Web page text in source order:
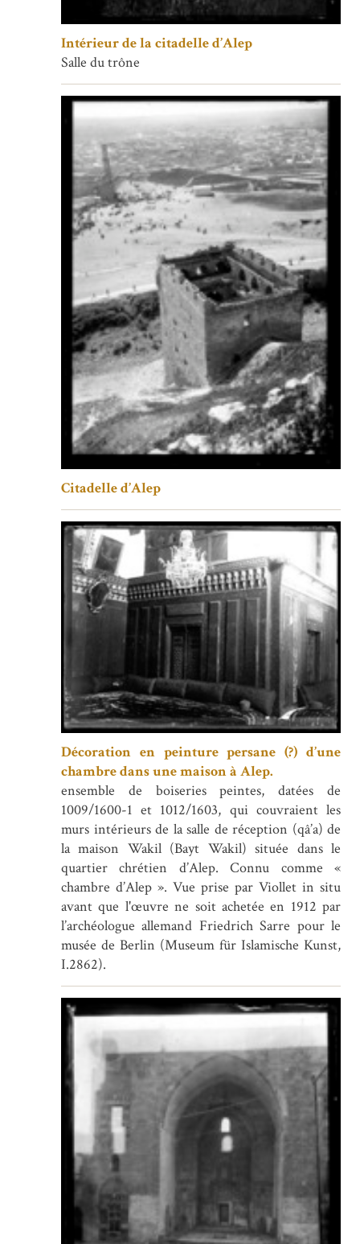
Intérieur de la citadelle d’Alep
Salle du trône
Citadelle d’Alep
Décoration en peinture persane (?) d’une
chambre dans une maison à Alep.
ensemble de boiseries peintes, datées de
1009/1600-1 et 1012/1603, qui couvraient les
murs intérieurs de la salle de réception (qâ’a) de
la maison Wakil (Bayt Wakil) située dans le
quartier chrétien d’Alep. Connu comme «
chambre d’Alep ». Vue prise par Viollet in situ
avant que l'œuvre ne soit achetée en 1912 par
l’archéologue allemand Friedrich Sarre pour le
musée de Berlin (Museum für Islamische Kunst,
I.2862).